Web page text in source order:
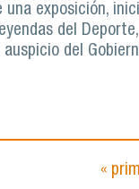
una exposición,
del
auspicio del
«